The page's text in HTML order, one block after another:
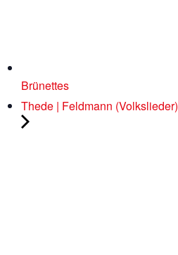
Brünettes
Thede | Feldmann (Volkslieder)